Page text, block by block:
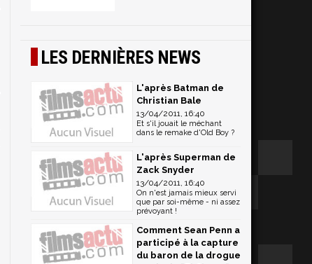
LES DERNIÈRES NEWS
L'après Batman de
Christian Bale
13/04/2011, 16:40
Et s'il jouait le méchant
dans le remake d'Old Boy ?
L'après Superman de
Zack Snyder
13/04/2011, 16:40
On n'est jamais mieux servi
que par soi-même - ni assez
prévoyant !
Comment Sean Penn a
participé à la capture
du baron de la drogue